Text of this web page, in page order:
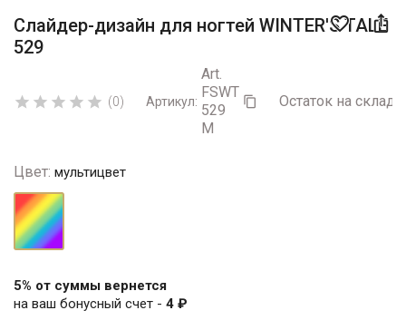
favorite_border 
Слайдер-дизайн для ногтей WINTER'S TALE
529
     (0) Артикул:
Art.
FSWT
529
M
 Остаток на складе:
Цвет: мультицвет
мультицвет
5% от суммы вернется
на ваш бонусный счет - 4 ₽